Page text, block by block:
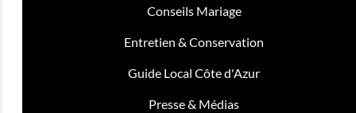
Conseils Mariage
Entretien & Conservation
Guide Local Côte d'Azur
Presse & Médias